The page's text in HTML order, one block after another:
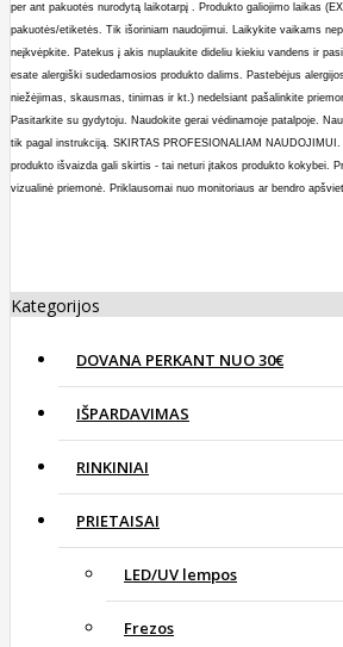
per ant pakuotės nurodytą laikotarpį . Produkto galiojimo laikas
pakuotės/etiketės. Tik išoriniam naudojimui. Laikykite vaikams
neįkvėpkite. Patekus į akis nuplaukite dideliu kiekiu vandens ir
esate alergiški sudedamosios produkto dalims. Pastebėjus
niežėjimas, skausmas, tinimas ir kt.) nedelsiant pašalinkite
Pasitarkite su gydytoju. Naudokite gerai vėdinamoje patalpoje.
tik pagal instrukciją. SKIRTAS PROFESIONALIAM
produkto išvaizda gali skirtis - tai neturi įtakos produkto kokybei.
vizualinė priemonė. Priklausomai nuo monitoriaus ar bendro
Kategorijos
DOVANA PERKANT NUO 30€
IŠPARDAVIMAS
RINKINIAI
PRIETAISAI
LED/UV lempos
Frezos